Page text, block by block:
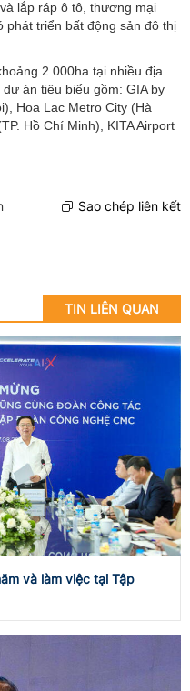
lắp ráp ô tô, thương mại
phát triển bất động sản đô thị
2.000ha tại nhiều địa
án tiêu biểu gồm: GIA by
Hoa Lac Metro City (Hà
Hồ Chí Minh), KITA Airport
Sao chép liên kết
TIN LIÊN QUAN
và làm việc tại Tập